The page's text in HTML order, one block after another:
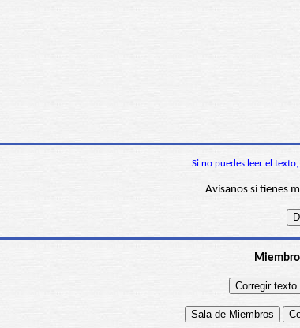
Si no puedes leer el
Avísanos si tienes